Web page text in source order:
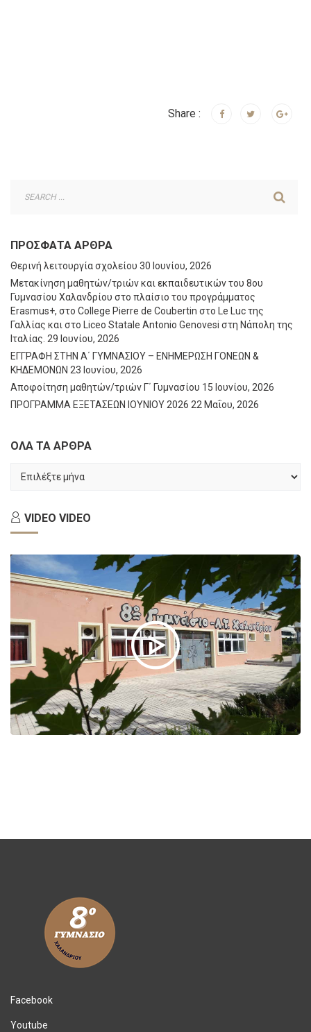
Share :
ΠΡΌΣΦΑΤΑ ΆΡΘΡΑ
Θερινή λειτουργία σχολείου 30 Ιουνίου, 2026
Μετακίνηση μαθητών/τριών και εκπαιδευτικών του 8ου
Γυμνασίου Χαλανδρίου στο πλαίσιο του προγράμματος
Erasmus+, στο College Pierre de Coubertin στο Le Luc της
Γαλλίας και στο Liceo Statale Antonio Genovesi στη Νάπολη της
Ιταλίας. 29 Ιουνίου, 2026
ΕΓΓΡΑΦΗ ΣΤΗΝ Α΄ ΓΥΜΝΑΣΙΟΥ – ΕΝΗΜΕΡΩΣΗ ΓΟΝΕΩΝ &
ΚΗΔΕΜΟΝΩΝ 23 Ιουνίου, 2026
Αποφοίτηση μαθητών/τριών Γ΄ Γυμνασίου 15 Ιουνίου, 2026
ΠΡΟΓΡΑΜΜΑ ΕΞΕΤΑΣΕΩΝ ΙΟΥΝΙΟΥ 2026 22 Μαΐου, 2026
ΟΛΑ ΤΑ ΑΡΘΡΑ
ΤΑ
VIDEO VIDEO
Facebook
Youtube